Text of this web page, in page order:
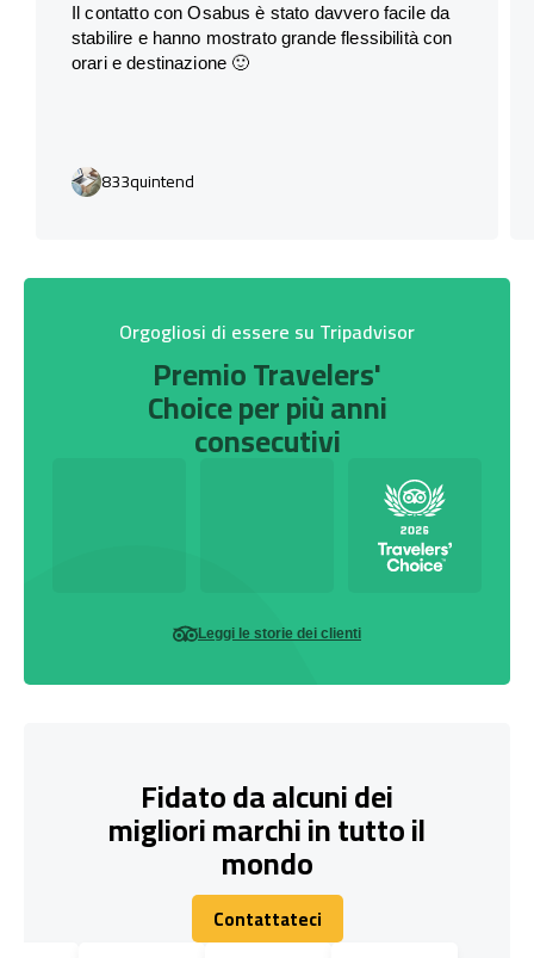
Il contatto con Osabus è stato davvero facile da
stabilire e hanno mostrato grande flessibilità con
orari e destinazione 🙂
833quintend
Orgogliosi di essere su Tripadvisor
Premio Travelers'
Choice per più anni
consecutivi
Leggi le storie dei clienti
Fidato da alcuni dei
migliori marchi in tutto il
mondo
Contattateci
Contattateci